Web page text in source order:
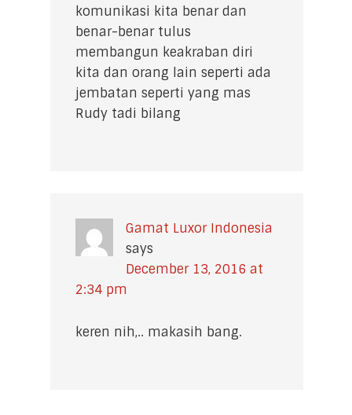
komunikasi kita benar dan
benar-benar tulus
membangun keakraban diri
kita dan orang lain seperti ada
jembatan seperti yang mas
Rudy tadi bilang
Gamat Luxor Indonesia
says
December 13, 2016 at
2:34 pm
keren nih,.. makasih bang.